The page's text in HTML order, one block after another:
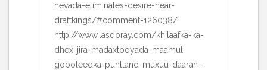
nevada-eliminates-desire-near-
draftkings/#comment-126038/
http://www.lasqoray.com/khilaafka-ka-
dhex-jira-madaxtooyada-maamul-
goboleedka-puntland-muxuu-daaran-